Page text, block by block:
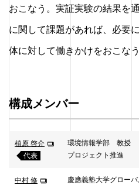
おこなう。実証実験の結果を
に関して課題があれば、必要
体に対して働きかけをおこなう
構成メンバー
植原 啓介
代表
環境情報学部 教授
プロジェクト推進
中村 修
慶應義塾大学グロー